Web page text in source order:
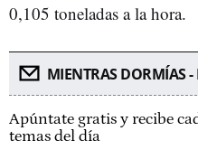
0,105 toneladas a la hora.
MIENTRAS DORMÍAS -
Apúntate gratis y recibe
temas del día